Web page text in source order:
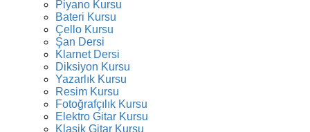
Piyano Kursu
Bateri Kursu
Çello Kursu
Şan Dersi
Klarnet Dersi
Diksiyon Kursu
Yazarlık Kursu
Resim Kursu
Fotoğrafçılık Kursu
Elektro Gitar Kursu
Klasik Gitar Kursu